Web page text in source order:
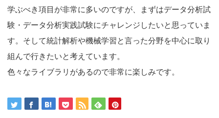
学ぶべき項目が非常に多いのですが、まずはデータ分析試
験・データ分析実践試験にチャレンジしたいと思っていま
す。そして統計解析や機械学習と言った分野を中心に取り
組んで行きたいと考えています。
色々なライブラリがあるので非常に楽しみです。